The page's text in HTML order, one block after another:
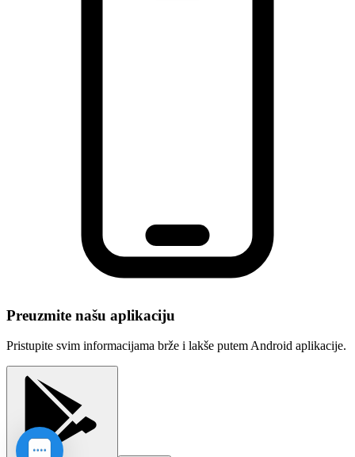
Preuzmite našu aplikaciju
Pristupite svim informacijama brže i lakše putem Android aplikacije.